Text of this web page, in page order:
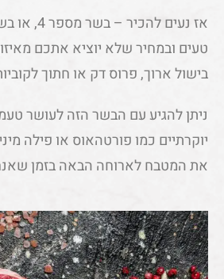
אז נעים
טעים ובמחיר שלא יוציא אתכם
בישול ארוך, פרוס דק או חתוך
ניתן להגיע עם הבשר הזה לעושר
יוקרתיים כמו פורטהאוס או פילה
את המטבח לארוחה הבאה בזמן